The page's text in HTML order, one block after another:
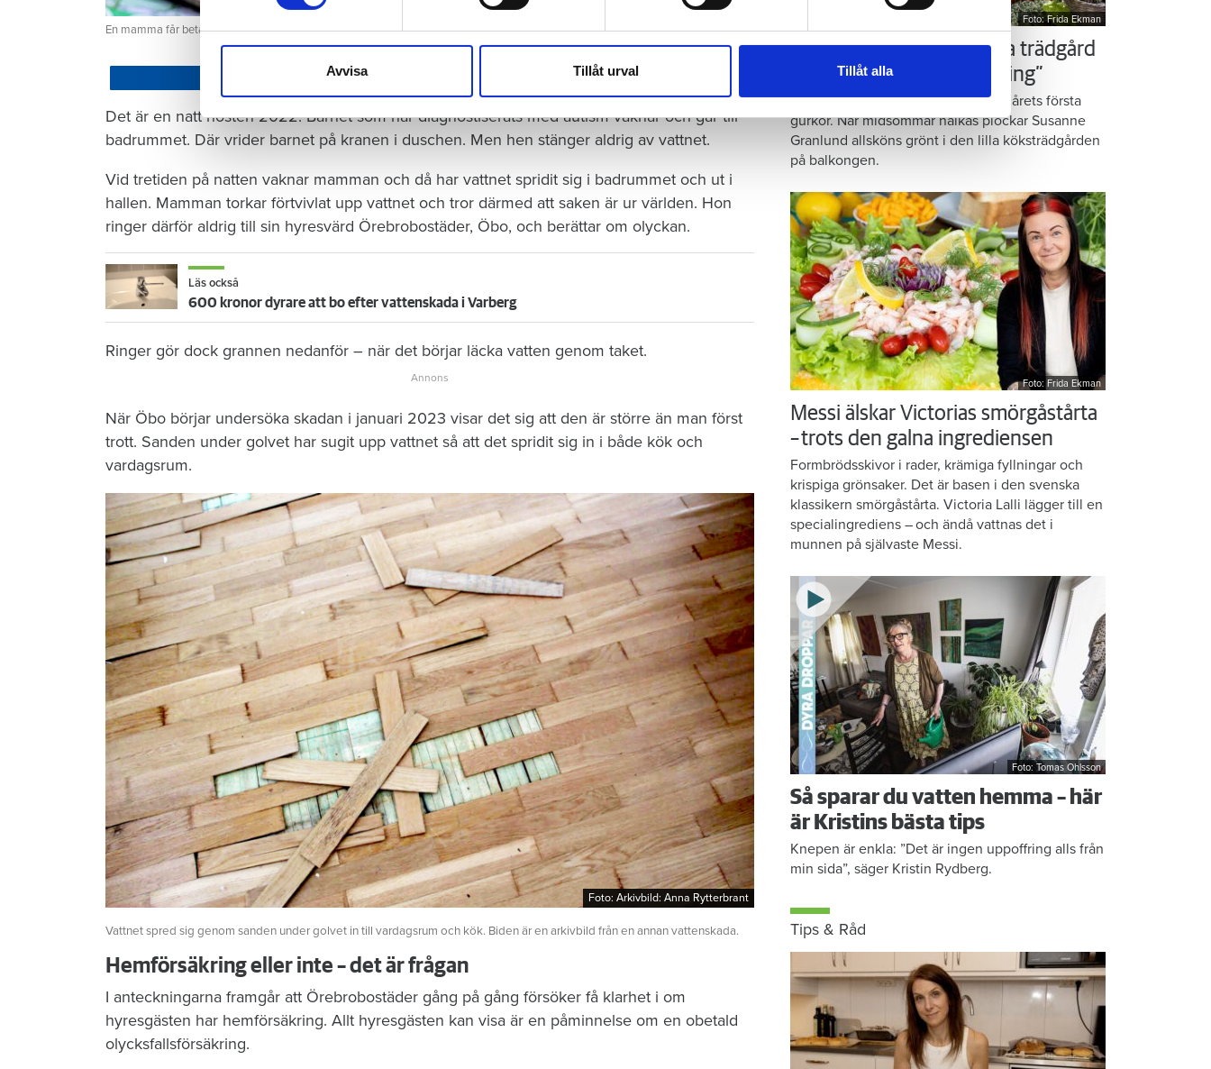
sociala medier och analysera vår trafik. Vi vidarebefordrar även sådana identifierare och annan information från din enhet
till de sociala medier och annons- och analysföretag som vi samarbetar med. Dessa kan i sin tur kombinera informationen
Avvisa Tillåt urval Tillåt alla
Foto: Getty/ Tommy Andersson/ Anna Rytterbrant
En mamma får betala 300 000 kronor efter att ett barn satt på en vattenkran. Arkivbild från en annan vattenskada.
Det är en natt hösten 2022. Barnet som har diagnostiserats med autism vaknar och går till
badrummet. Där vrider barnet på kranen i duschen. Men hen stänger aldrig av vattnet.
Vid tretiden på natten vaknar mamman och då har vattnet spridit sig i badrummet och ut i
hallen. Mamman torkar förtvivlat upp vattnet och tror därmed att saken är ur världen. Hon
ringer därför aldrig till sin hyresvärd Örebrobostäder, Öbo, och berättar om olyckan.
Läs också
600 kronor dyrare att bo efter vattenskada i Varberg
Ringer gör dock grannen nedanför – när det börjar läcka vatten genom taket.
När Öbo börjar undersöka skadan i januari 2023 visar det sig att den är större än man först
trott. Sanden under golvet har sugit upp vattnet så att det spridit sig in i både kök och
vardagsrum.
Foto: Arkivbild: Anna Rytterbrant
Foto: Arkivbild: Anna Rytterbrant
Vattnet spred sig genom sanden under golvet in till vardagsrum och kök. Biden är en arkivbild från en annan vattenskada.
Hemförsäkring eller inte – det är frågan
I anteckningarna framgår att Örebrobostäder gång på gång försöker få klarhet i om
hyresgästen har hemförsäkring. Allt hyresgästen kan visa är en påminnelse om en obetald
olycksfallsförsäkring.
Foto: Frida Ekman
Gör som Susanne – ordna trädgård
på balkongen: ”God gärning”
Aromatiska örter, krispig sallad och årets första
gurkor. När midsommar nalkas plockar Susanne
Granlund allsköns grönt i den lilla köksträdgården
på balkongen.
Foto: Frida Ekman
Messi älskar Victorias smörgåstårta
– trots den galna ingrediensen
Formbrödsskivor i rader, krämiga fyllningar och
krispiga grönsaker. Det är basen i den svenska
klassikern smörgåstårta. Victoria Lalli lägger till en
specialingrediens – och ändå vattnas det i
munnen på självaste Messi.
Foto: Tomas Ohlsson
Så sparar du vatten hemma – här
är Kristins bästa tips
Knepen är enkla: ”Det är ingen uppoffring alls från
min sida”, säger Kristin Rydberg.
Tips & Råd